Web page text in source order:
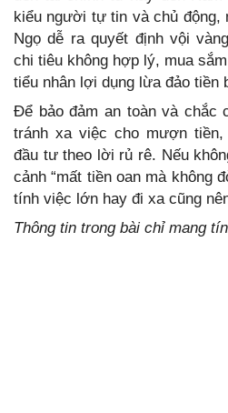
kiểu người tự tin và chủ động,
Ngọ dễ ra quyết định vội
chi tiêu không hợp lý, mua
tiểu nhân lợi dụng lừa đảo tiền
Để bảo đảm an toàn và chắc
tránh xa việc cho mượn
đầu tư theo lời rủ rê. Nếu
cảnh “mất tiền oan mà không
tính việc lớn hay đi xa cũng
Thông tin trong bài chỉ mang